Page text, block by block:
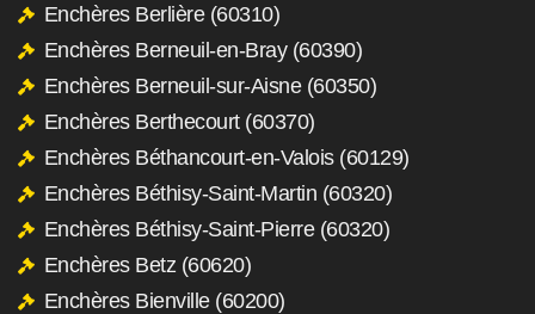
Enchères Berlière (60310)
Enchères Berneuil-en-Bray (60390)
Enchères Berneuil-sur-Aisne (60350)
Enchères Berthecourt (60370)
Enchères Béthancourt-en-Valois (60129)
Enchères Béthisy-Saint-Martin (60320)
Enchères Béthisy-Saint-Pierre (60320)
Enchères Betz (60620)
Enchères Bienville (60200)